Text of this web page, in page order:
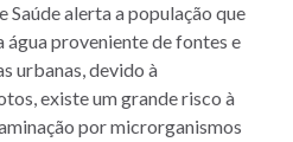
alerta a população que
água proveniente de fontes e
urbanas, devido à
existe um grande risco à
por microrganismos